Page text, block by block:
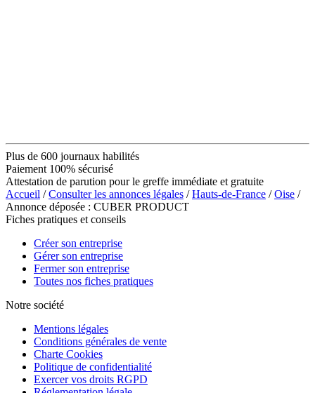
Plus de 600 journaux habilités
Paiement 100% sécurisé
Attestation de parution pour le greffe immédiate et gratuite
Accueil /Consulter les annonces légales /Hauts-de-France /Oise /
Annonce déposée : CUBER PRODUCT
Fiches pratiques et conseils
Créer son entreprise
Gérer son entreprise
Fermer son entreprise
Toutes nos fiches pratiques
Notre société
Mentions légales
Conditions générales de vente
Charte Cookies
Politique de confidentialité
Exercer vos droits RGPD